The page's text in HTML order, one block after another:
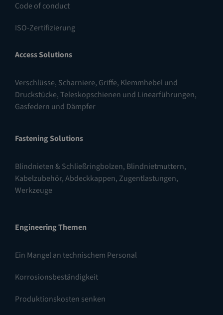
Code of conduct
ISO-Zertifizierung
Access Solutions
Verschlüsse, Scharniere, Griffe, Klemmhebel und
Druckstücke,Teleskopschienen und Linearführungen,
Gasfedern und Dämpfer
Fastening Solutions
Blindnieten & Schließringbolzen, Blindnietmuttern,
Kabelzubehör, Abdeckkappen, Zugentlastungen,
Werkzeuge
Engineering Themen
Ein Mangel an technischem Personal
Korrosionsbeständigkeit
Produktionskosten senken